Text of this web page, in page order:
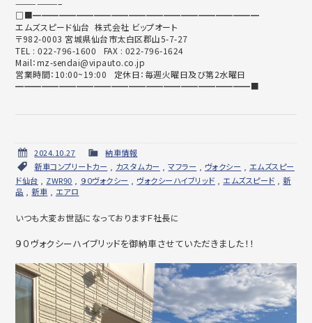
——————–
□■━━━━━━━━━━━━━━━━━━━━━━━━━━
エムズスピード仙台 株式会社 ビップオート
〒982-0003 宮城県仙台市太白区郡山5-7-27
TEL : 022-796-1600 FAX : 022-796-1624
Mail：mz-sendai@vipauto.co.jp
営業時間：10:00~19:00 定休日：毎週火曜日及び第2水曜日
━━━━━━━━━━━━━━━━━━━━━━━━━━━■
2024.10.27
納車情報
新車コンプリートカー
カスタムカー ,マフラー ヴォクシー
エムズスピー
ド仙台
ZWR90 ９０ヴォクシー ヴォクシーハイブリッド エムズスピード ,新
品 ,新車 エアロ
いつも大変お世話になっておりますＦ社長に
９０ヴォクシーハイブリッドを御納車させていただきました！！